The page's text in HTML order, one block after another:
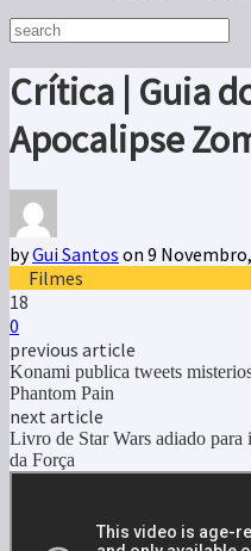
Crítica | Guia
Apocalipse
byGui Santos on 9
Filmes
18
0
previous article
Konami publica tweets
Phantom Pain
next article
Livro de Star Wars adiado
da Força